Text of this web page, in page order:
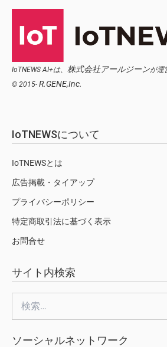
IoTNEWS AI+は、 株式会社アールジーンが運
© 2015- R.GENE,Inc.
IoTNEWSについて
IoTNEWSとは
広告掲載・タイアップ
プライバシーポリシー
特定商取引法に基づく表示
お問合せ
サイト内検索
索:
ソーシャルネットワーク